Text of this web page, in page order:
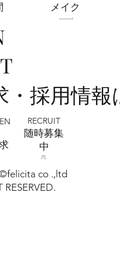
に準備するポイン
おきたいこと｜フ
ーユ浦和店
co .,ltd
・採用情
RECRUIT
​随時募集
中
メイク